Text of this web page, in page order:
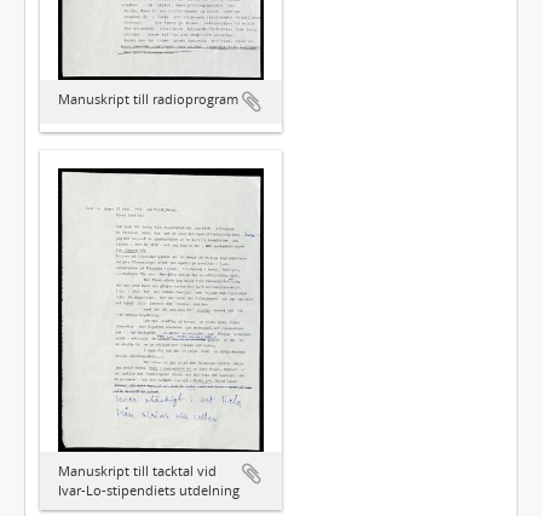
Manuskript till radioprogram
Manuskript till tacktal vid
Ivar-Lo-stipendiets utdelning